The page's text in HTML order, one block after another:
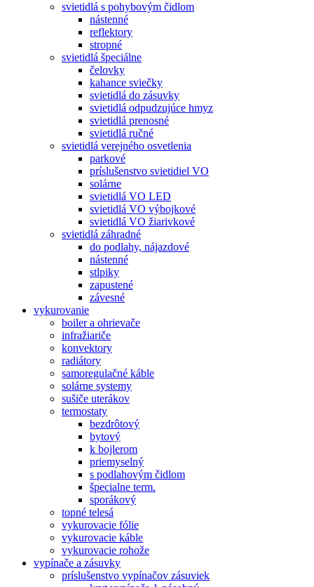
svietidlá s pohybovým čidlom
nástenné
reflektory
stropné
svietidlá špeciálne
čelovky
kahance sviečky
svietidlá do zásuvky
svietidlá odpudzujúce hmyz
svietidlá prenosné
svietidlá ručné
svietidlá verejného osvetlenia
parkové
príslušenstvo svietidiel VO
solárne
svietidlá VO LED
svietidlá VO výbojkové
svietidlá VO žiarivkové
svietidlá záhradné
do podlahy, nájazdové
nástenné
stlpiky
zapustené
závesné
vykurovanie
boiler a ohrievače
infražiariče
konvektory
radiátory
samoregulačné káble
solárne systemy
sušiče uterákov
termostaty
bezdrôtový
bytový
k bojlerom
priemyselný
s podlahovým čidlom
špecialne term.
sporákový
topné telesá
vykurovacie fólie
vykurovacie káble
vykurovacie rohože
vypínače a zásuvky
príslušenstvo vypínačov zásuviek